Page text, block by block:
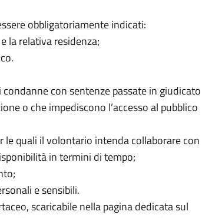
obbligatoriamente indicati:
la relativa residenza;
condanne con sentenze passate in giudicato
o che impediscono l’accesso al pubblico
le quali il volontario intenda collaborare con
in termini di tempo;
e sensibili.
scaricabile nella pagina dedicata sul